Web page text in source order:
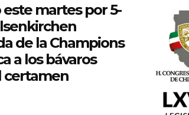
martes por 5-
de la Champions
a los bávaros
certamen